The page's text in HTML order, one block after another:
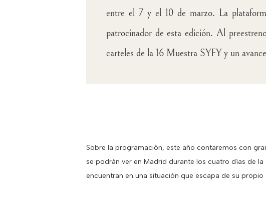
entre el 7 y el 10 de marzo. La
patrocinador de esta edición. Al
carteles de la 16 Muestra SYFY y un
Sobre la programación, este año contaremos con
se podrán ver en Madrid durante los cuatro días de
encuentran en una situación que escapa de su